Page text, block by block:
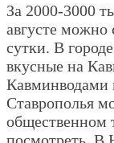
За 2000-3000
августе можно
сутки. В
вкусные на
Кавминводами
Ставрополья
общественном